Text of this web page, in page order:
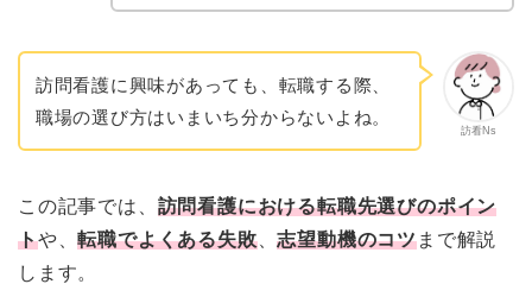
訪看Ns
訪問看護に興味があっても、転職する際、
職場の選び方はいまいち分からないよね。
この記事では、 訪問看護における転職先選びのポイン
トや、転職でよくある失敗、志望動機のコツまで解説
します。